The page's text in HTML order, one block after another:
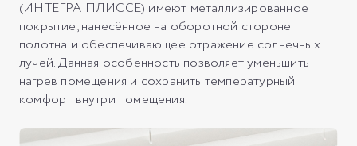
(ИНТЕГРА ПЛИССЕ) имеют металлизированное
покрытие, нанесённое на оборотной стороне
полотна и обеспечивающее отражение солнечных
лучей. Данная особенность позволяет уменьшить
нагрев помещения и сохранить температурный
комфорт внутри помещения.